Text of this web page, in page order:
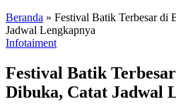
Beranda » Festival Batik Terbesar di
Jadwal Lengkapnya
Infotaiment
Festival Batik
Dibuka, Catat Jadwal